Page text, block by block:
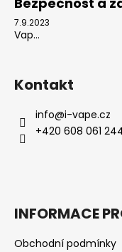
7.9.2023
Vap...
Kontakt
info@i-vape.cz
+420 608 061
INFORMACE
Obchodní podmínky